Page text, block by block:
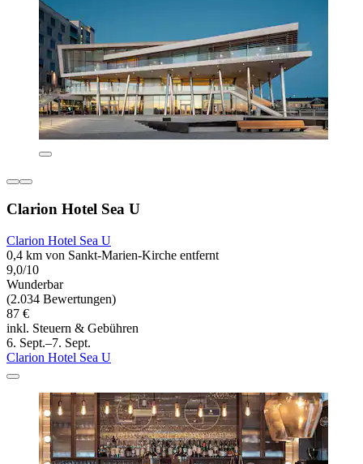
Clarion Hotel Sea U
Clarion Hotel Sea U
0,4 km von Sankt-Marien-Kirche entfernt
9,0/10
Wunderbar
(2.034 Bewertungen)
87 €
inkl. Steuern & Gebühren
6. Sept.–7. Sept.
Clarion Hotel Sea U